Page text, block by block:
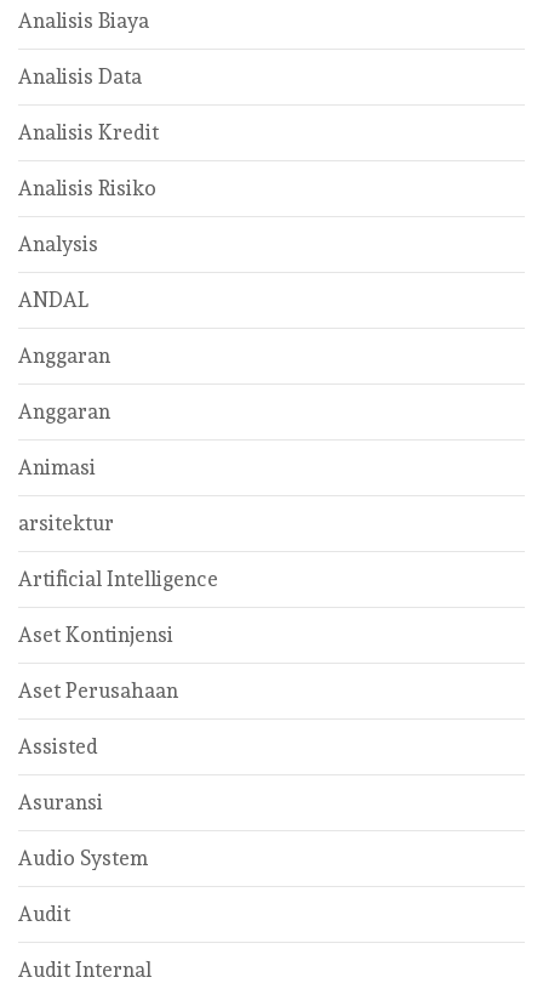
Analisis Biaya
Analisis Data
Analisis Kredit
Analisis Risiko
Analysis
ANDAL
Anggaran
Anggaran
Animasi
arsitektur
Artificial Intelligence
Aset Kontinjensi
Aset Perusahaan
Assisted
Asuransi
Audio System
Audit
Audit Internal